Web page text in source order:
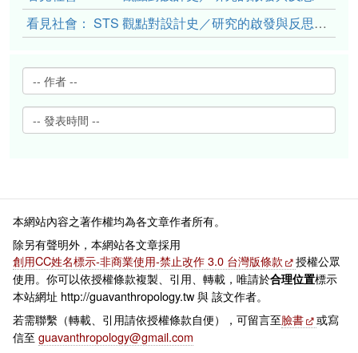
看見社會： STS 觀點對設計史／研究的啟發與反思（上）
本網站內容之著作權均為各文章作者所有。
除另有聲明外，本網站各文章採用
創用CC姓名標示-非商業使用-禁止改作 3.0 台灣版條款
授權公眾
使用。你可以依授權條款複製、引用、轉載，唯請於合理位置標示
本站網址 http://guavanthropology.tw 與 該文作者。
若需聯繫（轉載、引用請依授權條款自便），可留言至臉書
或寫
信至 guavanthropology@gmail.com